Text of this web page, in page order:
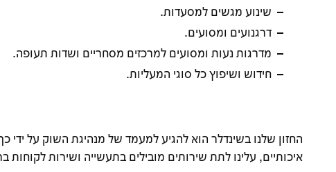
שינוע מגשים למסעדות.
דרגנועים ומסועים.
מדרגות נעות ומסועים למרכזים מסחריים ושדות תעופה.
חידוש ושיפוץ כל סוגי המעליות.
החזון שלנו בשינדלר הוא להגיע למעמד של מנהיגת השוק על ידי
איכותיים, עלינו לתת שירותים מובילים בתעשייה ושירות לקוחות